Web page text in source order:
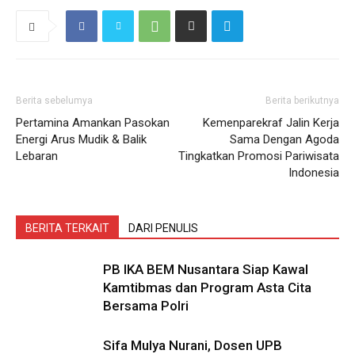
Berita sebelumya
Pertamina Amankan Pasokan
Energi Arus Mudik & Balik
Lebaran
Berita berikutnya
Kemenparekraf Jalin Kerja
Sama Dengan Agoda
Tingkatkan Promosi Pariwisata
Indonesia
BERITA TERKAIT DARI PENULIS
PB IKA BEM Nusantara Siap Kawal
Kamtibmas dan Program Asta Cita
Bersama Polri
Sifa Mulya Nurani, Dosen UPB